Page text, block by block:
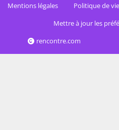
Mentions légales Politique de
Mettre à jour les
rencontre.com